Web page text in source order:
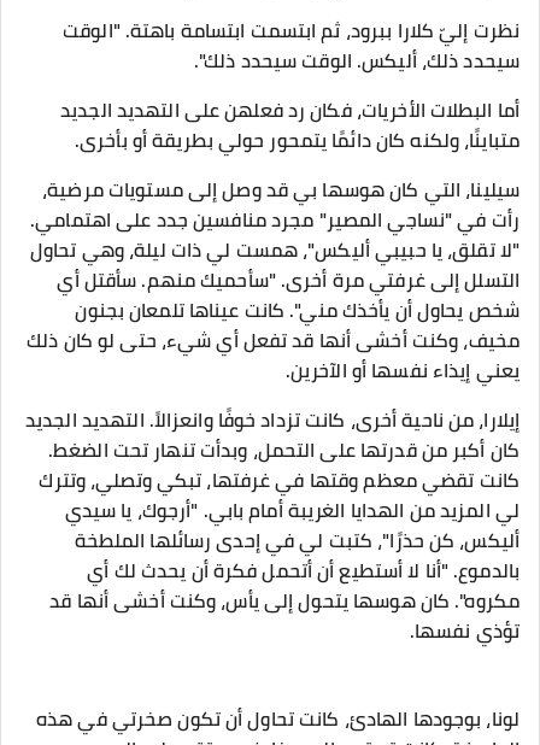
نظرت إليّ كلارا ببرود، ثم ابتسمت ابتسامة باهتة. "الوقت
سيحدد ذلك، أليكس. الوقت سيحدد ذلك".
أما البطلات الأخريات، فكان رد فعلهن على التهديد الجديد
متباينًا، ولكنه كان دائمًا يتمحور حولي بطريقة أو بأخرى.
سيلينا، التي كان هوسها بي قد وصل إلى مستويات مرضية،
رأت في "نساجي المصير" مجرد منافسين جدد على اهتمامي.
"لا تقلق، يا حبيبي أليكس"، همست لي ذات ليلة، وهي تحاول
التسلل إلى غرفتي مرة أخرى. "سأحميك منهم. سأقتل أي
شخص يحاول أن يأخذك مني". كانت عيناها تلمعان بجنون
مخيف، وكنت أخشى أنها قد تفعل أي شيء، حتى لو كان ذلك
يعني إيذاء نفسها أو الآخرين.
إيلارا، من ناحية أخرى، كانت تزداد خوفًا وانعزالاً. التهديد الجديد
كان أكبر من قدرتها على التحمل، وبدأت تنهار تحت الضغط.
كانت تقضي معظم وقتها في غرفتها، تبكي وتصلي، وتترك
لي المزيد من الهدايا الغريبة أمام بابي. "أرجوك، يا سيدي
أليكس، كن حذرًا"، كتبت لي في إحدى رسائلها الملطخة
بالدموع. "أنا لا أستطيع أن أتحمل فكرة أن يحدث لك أي
مكروه". كان هوسها يتحول إلى يأس، وكنت أخشى أنها قد
تؤذي نفسها.
لونا، بوجودها الهادئ، كانت تحاول أن تكون صخرتي في هذه